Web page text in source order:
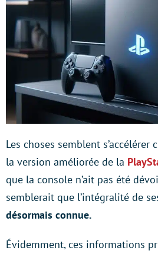
Les choses semblent s’accélérer
la version améliorée de la
que la console n’ait pas été
semblerait que l’intégralité de
désormais connue.
Évidemment, ces informations